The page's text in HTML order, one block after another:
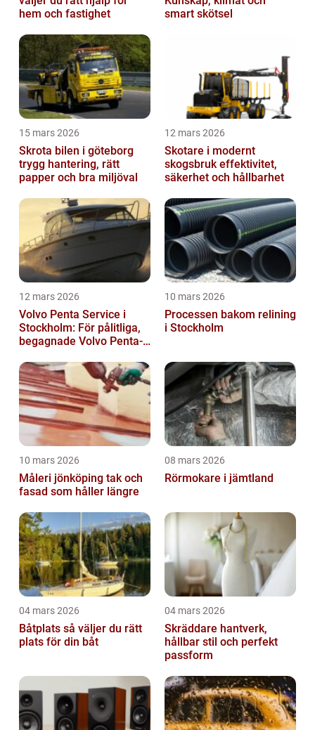
hem och fastighet
smart skötsel
15 mars 2026
Skrota bilen i göteborg
trygg hantering, rätt
papper och bra miljöval
12 mars 2026
Skotare i modernt
skogsbruk effektivitet,
säkerhet och hållbarhet
12 mars 2026
Volvo Penta Service i
Stockholm: För pålitliga,
begagnade Volvo Penta-
10 mars 2026
Processen bakom relining
i Stockholm
10 mars 2026
Måleri jönköping tak och
fasad som håller längre
08 mars 2026
Rörmokare i jämtland
04 mars 2026
Båtplats så väljer du rätt
plats för din båt
04 mars 2026
Skräddare hantverk,
hållbar stil och perfekt
passform